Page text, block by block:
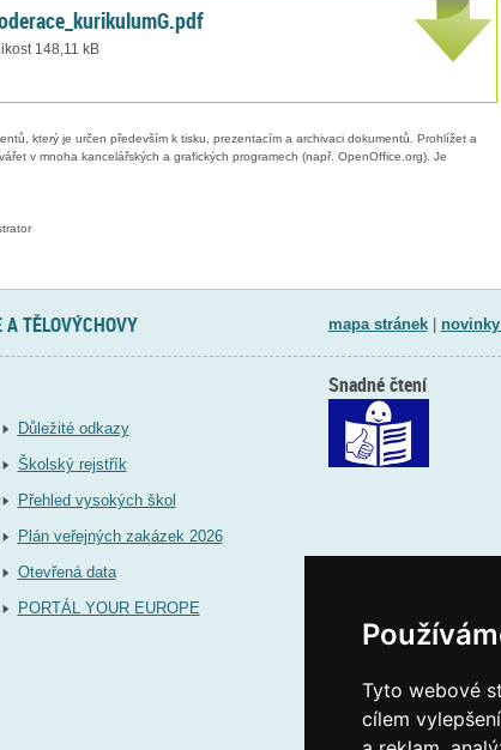
Tyto webové
cílem
148,11 kB
který je určen především k tisku, prezentacím a archivaci dokumentů. Prohlížet a
v mnoha kancelářských a grafických programech (např. OpenOffice.org). Je
TĚLOVÝCHOVY mapa stránek|
Důležité odkazy
Školský rejstřík
Přehled vysokých škol
Plán veřejných zakázek 2026
Otevřená data
PORTÁL YOUR EUROPE
Snadné čtení